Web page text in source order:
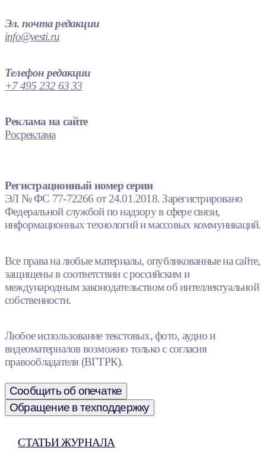
Эл. почта редакции
info@vesti.ru
Телефон редакции
+7 495 232 63 33
Реклама на сайте
Росреклама
Регистрационный номер серии
ЭЛ № ФС 77-72266 от 24.01.2018. Зарегистрировано
Федеральной службой по надзору в сфере связи,
информационных технологий и массовых коммуникаций.
Все права на любые материалы, опубликованные на сайте,
защищены в соответствии с российским и
международным законодательством об интеллектуальной
собственности.
Любое использование текстовых, фото, аудио и
видеоматериалов возможно только с согласия
правообладателя (ВГТРК).
Сообщить об опечатке
Обращение в техподдержку
СТАТЬИ ЖУРНАЛА